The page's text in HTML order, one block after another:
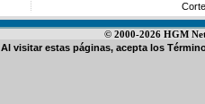
© 2000-2026 HGM
Al visitar estas páginas, acepta los